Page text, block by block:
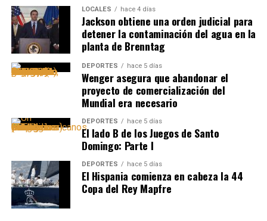
LOCALES hace 4 días
Jackson obtiene una orden judicial para
detener la contaminación del agua en la
planta de Brenntag
DEPORTES hace 5 días
Wenger asegura que abandonar el
proyecto de comercialización del
Mundial era necesario
DEPORTES hace 5 días
El lado B de los Juegos de Santo
Domingo: Parte I
DEPORTES hace 5 días
El Hispania comienza en cabeza la 44
Copa del Rey Mapfre